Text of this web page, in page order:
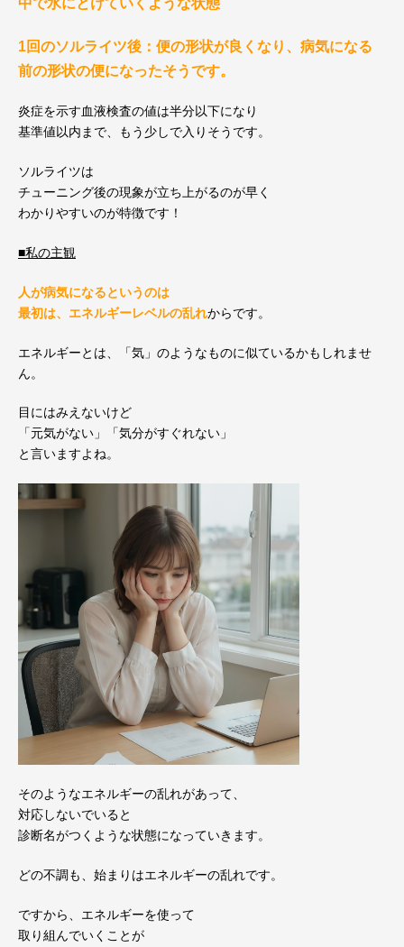
1回のソルライツ後：便の形状が良くなり、病気になる
前の形状の便になったそうです。
炎症を示す血液検査の値は半分以下になり
基準値以内まで、もう少しで入りそうです。
ソルライツは
チューニング後の現象が立ち上がるのが早く
わかりやすいのが特徴です！
■私の主観
人が病気になるというのは
最初は、エネルギーレベルの乱れからです。
エネルギーとは、「気」のようなものに似ているかもしれませ
ん。
目にはみえないけど
「元気がない」「気分がすぐれない」
と言いますよね。
そのようなエネルギーの乱れがあって、
対応しないでいると
診断名がつくような状態になっていきます。
どの不調も、始まりはエネルギーの乱れです。
ですから、エネルギーを使って
取り組んでいくことが